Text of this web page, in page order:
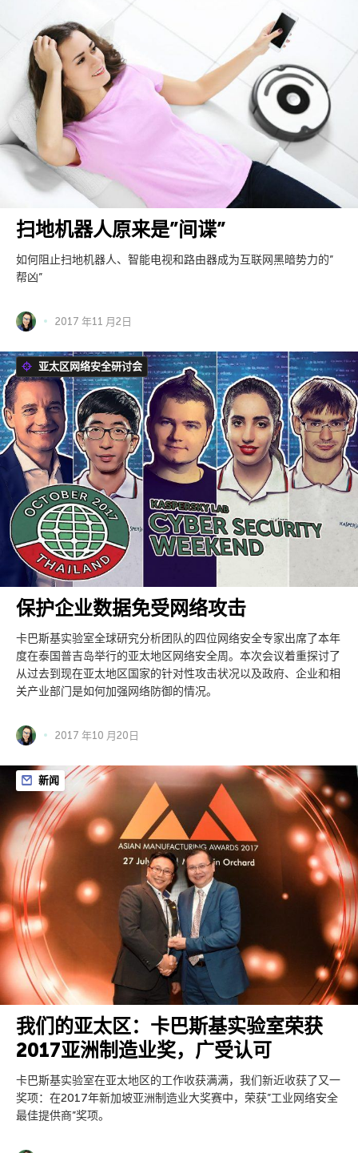
扫地机器人原来是”间谍”
如何阻止扫地机器人、智能电视和路由器成为互联网黑暗势力的”
帮凶”
2017 年11 月2日
亚太区网络安全研讨会
保护企业数据免受网络攻击
卡巴斯基实验室全球研究分析团队的四位网络安全专家出席了本年
度在泰国普吉岛举行的亚太地区网络安全周。本次会议着重探讨了
从过去到现在亚太地区国家的针对性攻击状况以及政府、企业和相
关产业部门是如何加强网络防御的情况。
2017 年10 月20日
新闻
我们的亚太区：卡巴斯基实验室荣获
2017亚洲制造业奖，广受认可
卡巴斯基实验室在亚太地区的工作收获满满，我们新近收获了又一
奖项：在2017年新加坡亚洲制造业大奖赛中，荣获”工业网络安全
最佳提供商”奖项。